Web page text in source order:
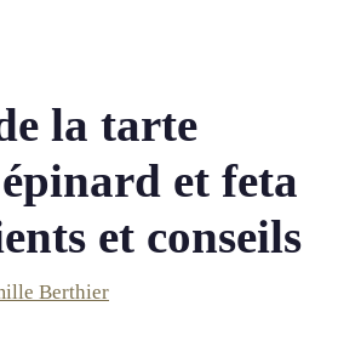
la tarte
et feta
et conseils
Berthier